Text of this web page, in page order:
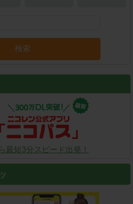
検索
最短3分スピード出発！